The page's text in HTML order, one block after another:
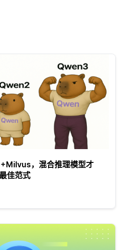
，混合推理模型才
佳范式